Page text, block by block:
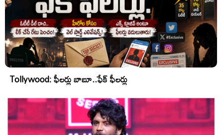
Tollywood: ఫీలర్లు బాబూ..ఫేక్ ఫీలర్లు